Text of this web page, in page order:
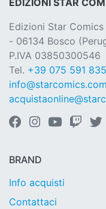
EDIZIONI STAR
Edizioni Star
- 06134 Bosco
P.IVA 03850300546
Tel. +39 075 591
info@starcomics.com
BRAND
Info acquisti
Contattaci